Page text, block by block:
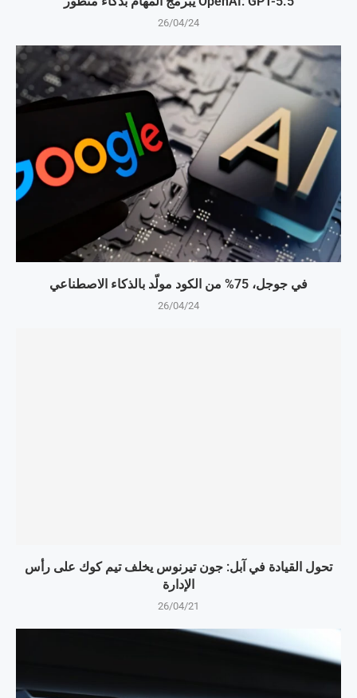
26/04/24
في جوجل، 75% من الكود مولّد بالذكاء الاصطناعي
26/04/24
تحول القيادة في آبل: جون تيرنوس يخلف تيم كوك على رأس
الإدارة
26/04/21